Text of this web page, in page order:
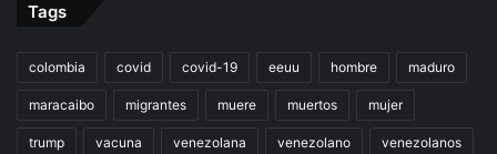
Tags
colombia covid covid-19 eeuu hombre maduro
maracaibo migrantes muere muertos mujer
trump vacuna venezolana venezolano venezolanos